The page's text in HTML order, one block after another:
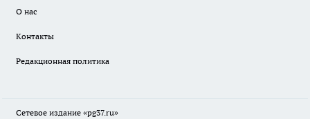
О нас
Контакты
Редакционная политика
Сетевое издание «pg37.ru»